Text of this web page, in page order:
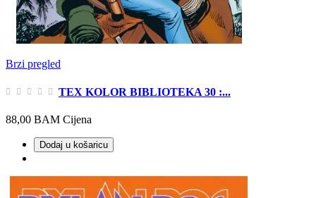
Brzi pregled
TEX KOLOR BIBLIOTEKA 30 :...
88,00 BAM Cijena
Dodaj u košaricu